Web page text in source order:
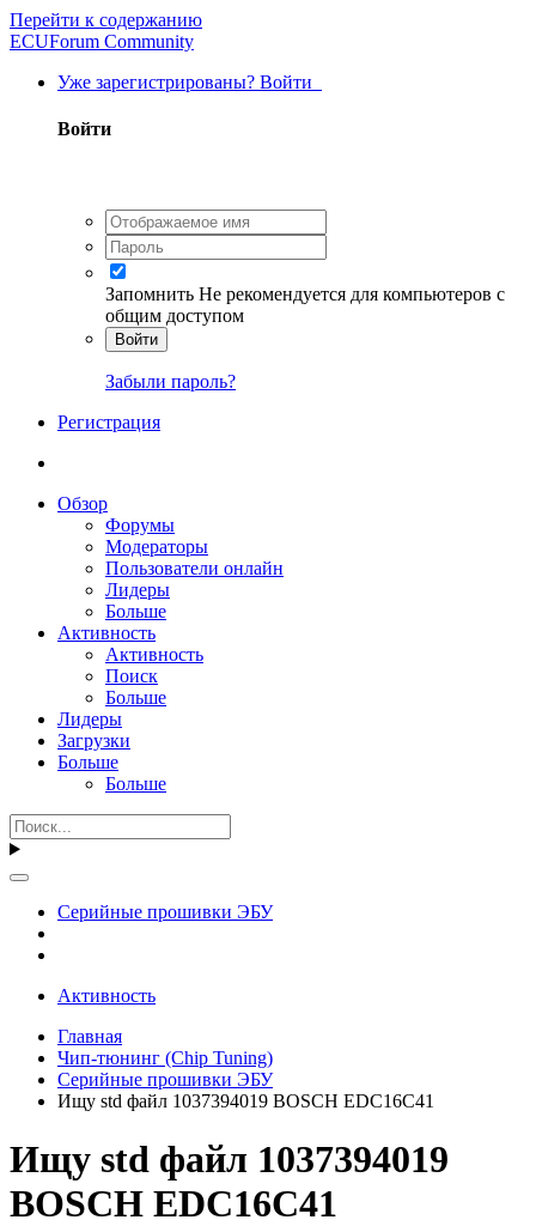
Перейти к содержанию
ECUForum Community
Уже зарегистрированы? Войти
Войти
Запомнить Не рекомендуется для компьютеров с
общим доступом
Войти
Забыли пароль?
Регистрация
Обзор
Форумы
Модераторы
Пользователи онлайн
Лидеры
Больше
Активность
Активность
Поиск
Больше
Лидеры
Загрузки
Больше
Больше
Серийные прошивки ЭБУ
Активность
Главная
Чип-тюнинг (Chip Tuning)
Серийные прошивки ЭБУ
Ищу std файл 1037394019 BOSCH EDC16C41
Ищу std файл 1037394019
BOSCH EDC16C41